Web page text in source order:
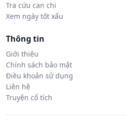
Tra cứu can chi
Xem ngày tốt xấu
Thông tin
Giới thiệu
Chính sách bảo mật
Điều khoản sử dụng
Liên hệ
Truyện cổ tích